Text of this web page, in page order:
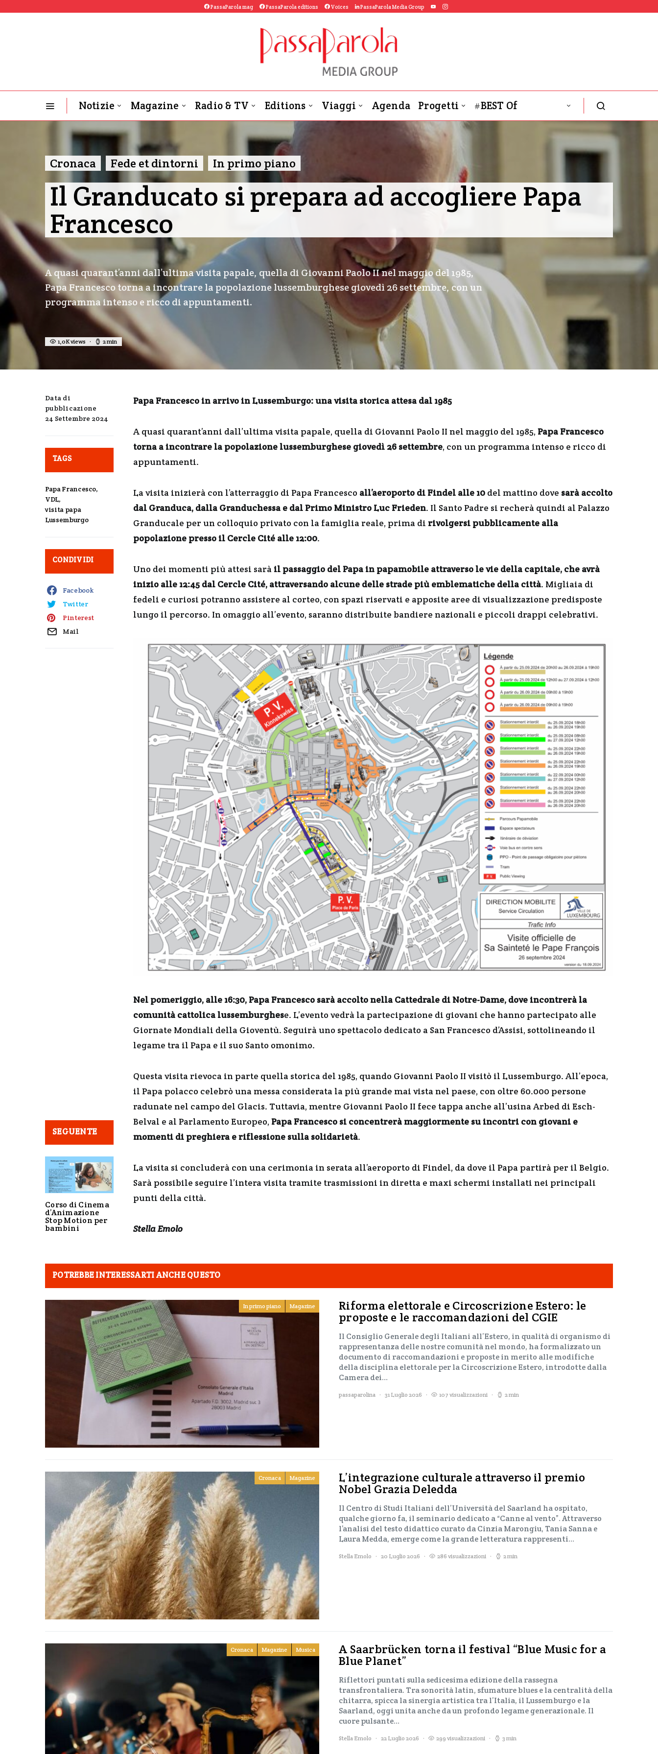
PassaParola mag PassaParola editions Voices PassaParola Media Group
Notizie Magazine Radio & TV Editions Viaggi Agenda Progetti #BEST Of
OGB-L News
Cronaca Fede et dintorni In primo piano
Il Granducato si prepara ad accogliere Papa
Francesco
A quasi quarant’anni dall’ultima visita papale, quella di Giovanni Paolo II nel maggio del 1985,
Papa Francesco torna a incontrare la popolazione lussemburghese giovedì 26 settembre, con un
programma intenso e ricco di appuntamenti.
1,0K views 2 min
SEGUENTE
Corso di Cinema
d’Animazione
Stop Motion per
bambini
Data di
pubblicazione
24 Settembre 2024
TAGS
Papa Francesco,
VDL,
visita papa
Lussemburgo
CONDIVIDI
Facebook
Twitter
Pinterest
Mail
Papa Francesco in arrivo in Lussemburgo: una visita storica attesa dal 1985
A quasi quarant’anni dall’ultima visita papale, quella di Giovanni Paolo II nel maggio del 1985, Papa Francesco
torna a incontrare la popolazione lussemburghese giovedì 26 settembre, con un programma intenso e ricco di
appuntamenti.
La visita inizierà con l’atterraggio di Papa Francesco all’aeroporto di Findel alle 10 del mattino dove sarà accolto
dal Granduca, dalla Granduchessa e dal Primo Ministro Luc Frieden. Il Santo Padre si recherà quindi al Palazzo
Granducale per un colloquio privato con la famiglia reale, prima di rivolgersi pubblicamente alla
popolazione presso il Cercle Cité alle 12:00.
Uno dei momenti più attesi sarà il passaggio del Papa in papamobile attraverso le vie della capitale, che avrà
inizio alle 12:45 dal Cercle Cité, attraversando alcune delle strade più emblematiche della città. Migliaia di
fedeli e curiosi potranno assistere al corteo, con spazi riservati e apposite aree di visualizzazione predisposte
lungo il percorso. In omaggio all’evento, saranno distribuite bandiere nazionali e piccoli drappi celebrativi.
Nel pomeriggio, alle 16:30, Papa Francesco sarà accolto nella Cattedrale di Notre-Dame, dove incontrerà la
comunità cattolica lussemburghese. L’evento vedrà la partecipazione di giovani che hanno partecipato alle
Giornate Mondiali della Gioventù. Seguirà uno spettacolo dedicato a San Francesco d’Assisi, sottolineando il
legame tra il Papa e il suo Santo omonimo.
Questa visita rievoca in parte quella storica del 1985, quando Giovanni Paolo II visitò il Lussemburgo. All’epoca,
il Papa polacco celebrò una messa considerata la più grande mai vista nel paese, con oltre 60.000 persone
radunate nel campo del Glacis. Tuttavia, mentre Giovanni Paolo II fece tappa anche all’usina Arbed di Esch-
Belval e al Parlamento Europeo, Papa Francesco si concentrerà maggiormente su incontri con giovani e
momenti di preghiera e riflessione sulla solidarietà.
La visita si concluderà con una cerimonia in serata all’aeroporto di Findel, da dove il Papa partirà per il Belgio.
Sarà possibile seguire l’intera visita tramite trasmissioni in diretta e maxi schermi installati nei principali
punti della città.
Stella Emolo
POTREBBE INTERESSARTI ANCHE QUESTO
In primo piano Magazine Riforma elettorale e Circoscrizione Estero: le
proposte e le raccomandazioni del CGIE
Il Consiglio Generale degli Italiani all’Estero, in qualità di organismo di
rappresentanza delle nostre comunità nel mondo, ha formalizzato un
documento di raccomandazioni e proposte in merito alle modifiche
della disciplina elettorale per la Circoscrizione Estero, introdotte dalla
Camera dei…
passaparolina 31 Luglio 2026 107 visualizzazioni 2 min
Cronaca Magazine L’integrazione culturale attraverso il premio
Nobel Grazia Deledda
Il Centro di Studi Italiani dell’Università del Saarland ha ospitato,
qualche giorno fa, il seminario dedicato a “Canne al vento”. Attraverso
l’analisi del testo didattico curato da Cinzia Marongiu, Tania Sanna e
Laura Medda, emerge come la grande letteratura rappresenti…
Stella Emolo 20 Luglio 2026 286 visualizzazioni 2 min
Cronaca Magazine Musica A Saarbrücken torna il festival “Blue Music for a
Blue Planet”
Riflettori puntati sulla sedicesima edizione della rassegna
transfrontaliera. Tra sonorità latin, sfumature blues e la centralità della
chitarra, spicca la sinergia artistica tra l’Italia, il Lussemburgo e la
Saarland, oggi unita anche da un profondo legame generazionale. Il
cuore pulsante…
Stella Emolo 22 Luglio 2026 299 visualizzazioni 3 min